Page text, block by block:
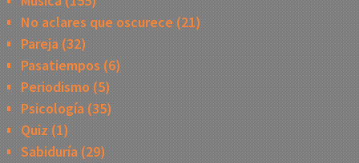
No aclares que oscurece (21)
Pareja(32)
Pasatiempos (6)
Periodismo (5)
Psicología(35)
Quiz (1)
Sabiduría(29)